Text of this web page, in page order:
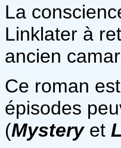
La
Linklater à
ancien
Ce roman
épisodes
(Mystery et